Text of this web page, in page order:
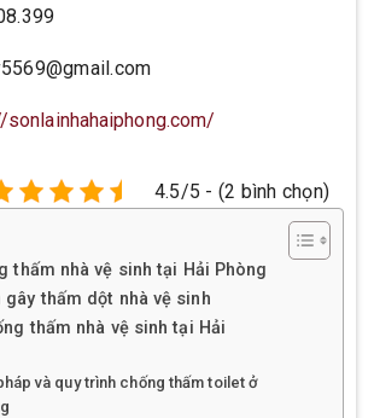
4.5/5 - (2 bình chọn)
thấm nhà vệ sinh tại Hải Phòng
gây thấm dột nhà vệ sinh
thấm nhà vệ sinh tại Hải
và quy trình chống thấm toilet ở